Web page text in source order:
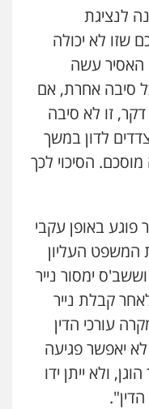
לנציגת
שזו לא יכולה
האסיר עשה
סיבה אחרת, אם
זו לא סיבה
לדון במשך
מוסכם. הסיכוי לכך
פוגע באופן עקבי
המשפט העליון
ימסור נייר
קבלת נייר
עורכי הדין
יאפשר פגיעה
ולא ייתן ידו